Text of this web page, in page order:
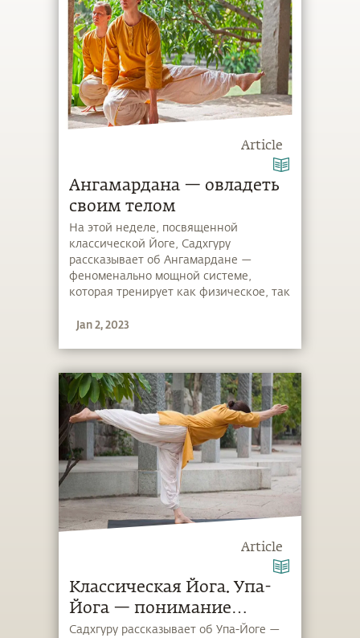
Article
Ангамардана — овладеть
своим телом
На этой неделе, посвященной
классической Йоге, Садхгуру
рассказывает об Ангамардане —
феноменально мощной системе,
которая тренирует как физическое, так
Jan 2, 2023
Article
Классическая Йога. Упа-
Йога — понимание
собственного тела
Садхгуру рассказывает об Упа-Йоге —